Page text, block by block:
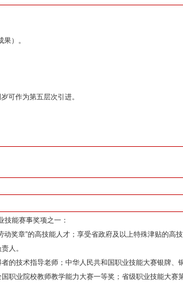
）。
可作为第五层次引进。
能赛事奖项之一：
奖章”的高技能人才；享受省政府及以上特殊津贴的高技
人。
的技术指导老师；中华人民共和国职业技能大赛银牌、
职业院校教师教学能力大赛一等奖；省级职业技能大赛